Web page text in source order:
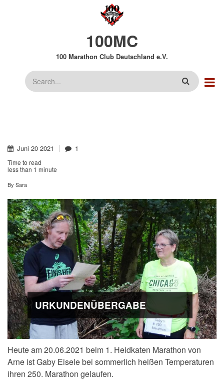
100MC
100 Marathon Club Deutschland e.V.
Suche
Juni 20 2021 1
Time to read
less than 1 minute
By Sara
URKUNDENÜBERGABE
Heute am 20.06.2021 beim 1. Heidkaten Marathon von
Arne ist Gaby Eisele bei sommerlich heißen Temperaturen
ihren 250. Marathon gelaufen.